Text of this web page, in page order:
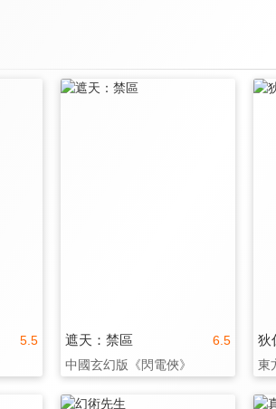
5.5 6.5
遮天：禁區
中國玄幻版《閃電俠》
狄
東